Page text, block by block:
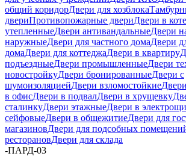
общий коридорДвери для хозблока
двериПротивопожарные двериДвери в
утепленныеДвери антивандальныеДвери
наружныеДвери для частного домаДвери
домаДвери для коттеджаДвери в квартиру
подъездныеДвери промышленныеДвери
новостройкуДвери бронированныеДвери с
шумоизоляциейДвери взломостойкие
в офисДвери в подвалДвери в хрущевку
сталинкуДвери этажныеДвери в
сейфовыеДвери в общежитиеДвери для
магазиновДвери для подсобных
ресторановДвери для склада
-ПАРД-03